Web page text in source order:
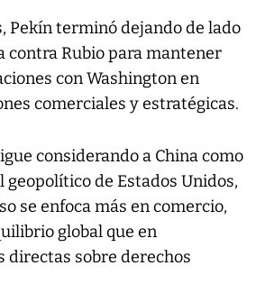
Pekín terminó dejando de lado
contra Rubio para mantener
con Washington en
comerciales y estratégicas.
considerando a China como
de Estados Unidos,
se enfoca más en comercio,
global que en
directas sobre derechos